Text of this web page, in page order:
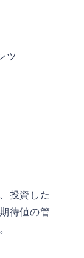
ツ
投資した
待値の管